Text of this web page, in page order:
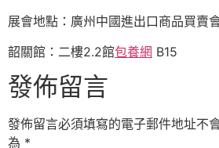
展會地點：廣州中國進出口商品買賣
韶關館：二樓2.2館包養網 B15
發佈留言
發佈留言必須填寫的電子郵件地址不
為 *